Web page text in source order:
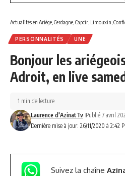
Actualités en Ariège, Cerdagne, Capcir, Limouxin,
PERSONNALITÉS UNE
Bonjour les
Adroit, en live
Dernière mise à jour: 26/11/2020 à 2:42
Laurence d'AzinatTv Publié 7 avril
1 min de lecture
Suivez la chaîne